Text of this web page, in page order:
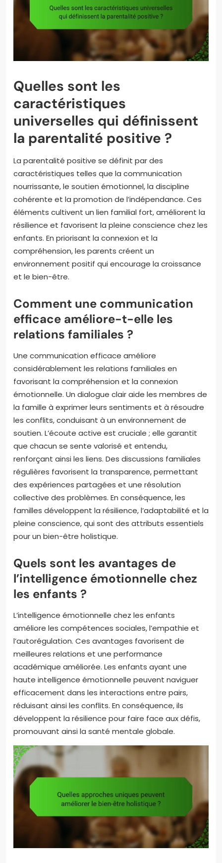
Quelles sont les
caractéristiques
universelles qui définissent
la parentalité positive ?
La parentalité positive se définit par des
caractéristiques telles que la communication
nourrissante, le soutien émotionnel, la discipline
cohérente et la promotion de l’indépendance. Ces
éléments cultivent un lien familial fort, améliorent la
résilience et favorisent la pleine conscience chez les
enfants. En priorisant la connexion et la
compréhension, les parents créent un
environnement positif qui encourage la croissance
et le bien-être.
Comment une communication
efficace améliore-t-elle les
relations familiales ?
Une communication efficace améliore
considérablement les relations familiales en
favorisant la compréhension et la connexion
émotionnelle. Un dialogue clair aide les membres de
la famille à exprimer leurs sentiments et à résoudre
les conflits, conduisant à un environnement de
soutien. L’écoute active est cruciale ; elle garantit
que chacun se sente valorisé et entendu,
renforçant ainsi les liens. Des discussions familiales
régulières favorisent la transparence, permettant
des expériences partagées et une résolution
collective des problèmes. En conséquence, les
familles développent la résilience, l’adaptabilité et la
pleine conscience, qui sont des attributs essentiels
pour un bien-être holistique.
Quels sont les avantages de
l’intelligence émotionnelle chez
les enfants ?
L’intelligence émotionnelle chez les enfants
améliore les compétences sociales, l’empathie et
l’autorégulation. Ces avantages favorisent de
meilleures relations et une performance
académique améliorée. Les enfants ayant une
haute intelligence émotionnelle peuvent naviguer
efficacement dans les interactions entre pairs,
réduisant ainsi les conflits. En conséquence, ils
développent la résilience pour faire face aux défis,
promouvant ainsi la santé mentale globale.